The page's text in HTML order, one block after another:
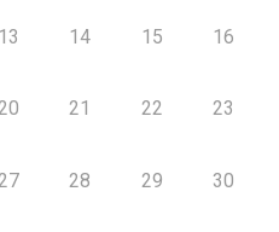
13 14 15 16
21 22 23
27 28 29 30